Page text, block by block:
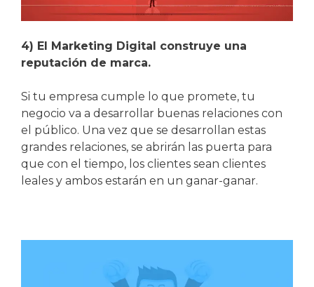
4) El Marketing Digital construye una
reputación de marca.
Si tu empresa cumple lo que promete, tu
negocio va a desarrollar buenas relaciones con
el público. Una vez que se desarrollan estas
grandes relaciones, se abrirán las puerta para
que con el tiempo, los clientes sean clientes
leales y ambos estarán en un ganar-ganar.